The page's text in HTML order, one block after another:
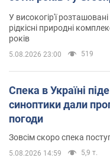
У високогір'ї
рідкісні природні комплекси, які
років
5.08.2026 23:00 519
Спека в Україні
синоптики дали
погоди
Зовсім скоро спека
5.08.2026 14:59 5,9 т.